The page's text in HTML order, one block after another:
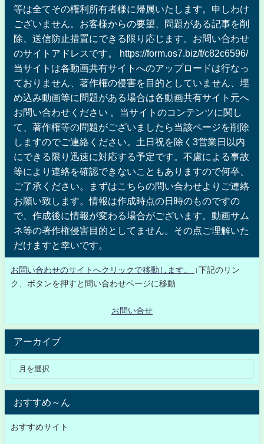
等は全てその権利所有者様に帰属いたします。申しわけ
ございません。お客様からの要望、問題がある記事を削
除、送信防止措置にできる限り応じます。お問い合わせ
のサイトアドレスです。 https://form.os7.biz/f/c82c6596/
当サイトは各動画共有サイトへのアップロードは行なっ
ておりません、著作権の侵害を目的としていません、埋
め込み動画等に問題がある場合は各動画共有サイト元へ
お問い合わせください 。当サイトのコンテンツに関し
て、著作権等の問題がございましたら当該ページを削除
しますのでご連絡ください。土日祝を除く3営業日以内
にできる限り迅速に対応する予定です。不慮による事故
等により連絡を確認できないこともありますので何卒、
ご了承ください。まずはこちらの問い合わせよりご連絡
お願い致します。情報は作成時点の日時のものですの
で、作成後に情報が変わる場合がございます。動画サム
ネ等の著作権侵害目的としてません。その点ご理解いた
だけますと幸いです。
お問い合わせのサイトへクリックで移動します。
↓下記のリン
ク、ボタンを押すと問い合わせページに移動
お問い合せ
アーカイブ
おすすめ～ん
おすすめサイト